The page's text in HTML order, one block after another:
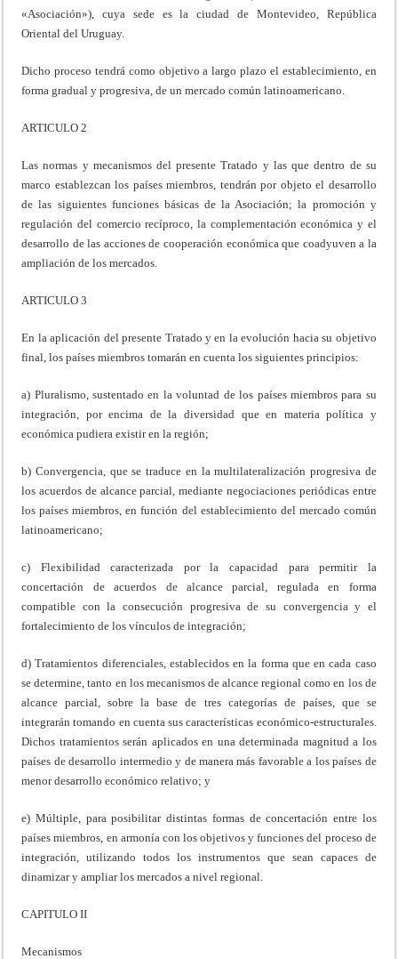
«Asociación»), cuya sede es la ciudad de Montevideo, República
Oriental del Uruguay.
Dicho proceso tendrá como objetivo a largo plazo el establecimiento, en
forma gradual y progresiva, de un mercado común latinoamericano.
ARTICULO 2
Las normas y mecanismos del presente Tratado y las que dentro de su
marco establezcan los países miembros, tendrán por objeto el desarrollo
de las siguientes funciones básicas de la Asociación; la promoción y
regulación del comercio recíproco, la complementación económica y el
desarrollo de las acciones de cooperación económica que coadyuven a la
ampliación de los mercados.
ARTICULO 3
En la aplicación del presente Tratado y en la evolución hacia su objetivo
final, los países miembros tomarán en cuenta los siguientes principios:
a) Pluralismo, sustentado en la voluntad de los países miembros para su
integración, por encima de la diversidad que en materia política y
económica pudiera existir en la región;
b) Convergencia, que se traduce en la multilateralización progresiva de
los acuerdos de alcance parcial, mediante negociaciones periódicas entre
los países miembros, en función del establecimiento del mercado común
latinoamericano;
c) Flexibilidad caracterizada por la capacidad para permitir la
concertación de acuerdos de alcance parcial, regulada en forma
compatible con la consecución progresiva de su convergencia y el
fortalecimiento de los vínculos de integración;
d) Tratamientos diferenciales, establecidos en la forma que en cada caso
se determine, tanto en los mecanismos de alcance regional como en los de
alcance parcial, sobre la base de tres categorías de países, que se
integrarán tomando en cuenta sus características económico-estructurales.
Dichos tratamientos serán aplicados en una determinada magnitud a los
países de desarrollo intermedio y de manera más favorable a los países de
menor desarrollo económico relativo; y
e) Múltiple, para posibilitar distintas formas de concertación entre los
países miembros, en armonía con los objetivos y funciones del proceso de
integración, utilizando todos los instrumentos que sean capaces de
dinamizar y ampliar los mercados a nivel regional.
CAPITULO II
Mecanismos